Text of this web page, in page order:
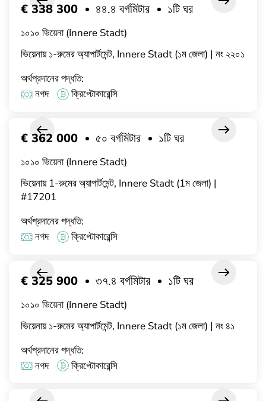
ভিয়েনায় ১-রুমের অ্যাপার্টমেন্ট, Innere Stadt (১ম জেলা) | নং ২২০১
€ 338 300 ৪৪.৪ বর্গমিটার ১টি ঘর
১০১০ ভিয়েনা (Innere Stadt)
অর্থপ্রদানের পদ্ধতি:
নগদ
ক্রিপ্টোকারেন্সি
ভিয়েনায় 1-রুমের অ্যাপার্টমেন্ট, Innere Stadt (1ম জেলা) |
#17201
€ 362 000 ৫০ বর্গমিটার ১টি ঘর
১০১০ ভিয়েনা (Innere Stadt)
অর্থপ্রদানের পদ্ধতি:
নগদ
ক্রিপ্টোকারেন্সি
ভিয়েনায় ১-রুমের অ্যাপার্টমেন্ট, Innere Stadt (১ম জেলা) | নং ৪১
€ 325 900 ৩৭.৪ বর্গমিটার ১টি ঘর
১০১০ ভিয়েনা (Innere Stadt)
অর্থপ্রদানের পদ্ধতি:
নগদ
ক্রিপ্টোকারেন্সি